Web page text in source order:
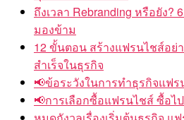
ถึงเวลา Rebranding หรือยัง
มองข้าม
12 ขั้นตอน สร้างแฟรนไชส์อย่
สำเร็จในธุรกิจ
📢ข้อระวังในการทำธุรกิจแฟ
📢การเลือกซื้อแฟรนไชส์ ซื้อไ